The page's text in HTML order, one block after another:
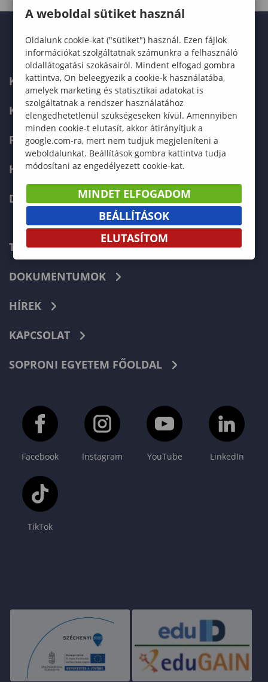
KARUNK
KÉPZÉSEK
FELVÉTELIZŐKNEK
HALLGATÓKNAK
DOKTORI ISKOLA
TELEFONKÖNYV
DOKUMENTUMOK
HÍREK
KAPCSOLAT
SOPRONI EGYETEM FŐOLDAL
Facebook Instagram YouTube LinkedIn
TikTok
A weboldal sütiket használ
Oldalunk cookie-kat ("sütiket") használ. Ezen fájlok
információkat szolgáltatnak számunkra a felhasználó
oldallátogatási szokásairól. Mindent elfogad gombra
kattintva, Ön beleegyezik a cookie-k használatába,
amelyek marketing és statisztikai adatokat is
szolgáltatnak a rendszer használatához
elengedhetetlenül szükségeseken kívül. Amennyiben
minden cookie-t elutasít, akkor átirányítjuk a
google.com-ra, mert nem tudjuk megjeleníteni a
weboldalunkat. Beállítások gombra kattintva tudja
módosítani az engedélyezett cookie-kat.
MINDET ELFOGADOM
BEÁLLÍTÁSOK
ELUTASÍTOM